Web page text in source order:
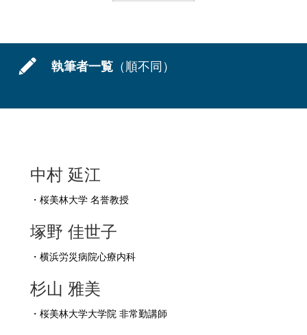
執筆者一覧 （順不同）
中村 延江
・桜美林大学 名誉教授
塚野 佳世子
・横浜労災病院心療内科
杉山 雅美
・桜美林大学大学院 非常勤講師